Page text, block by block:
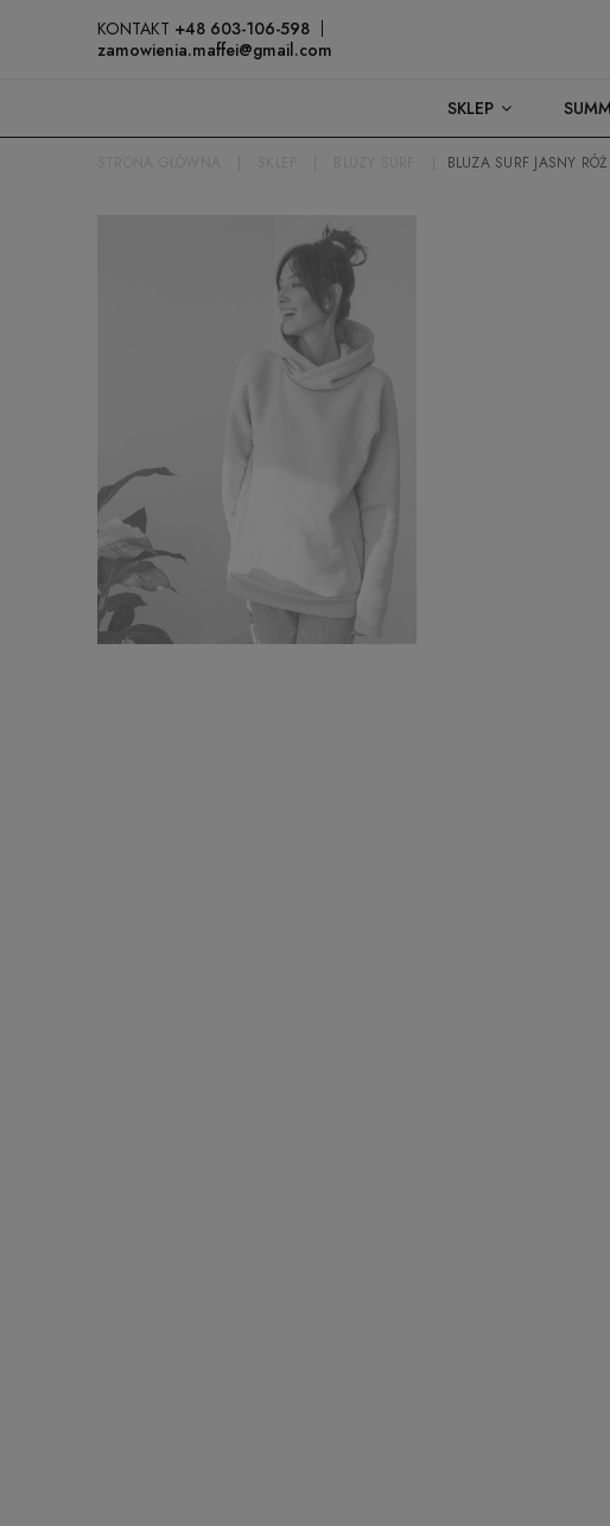
KONTAKT +48 603-106-598
zamowienia.maffei@gmail.com
SKLEP
BLUZA SURF JASNY RÓŻ